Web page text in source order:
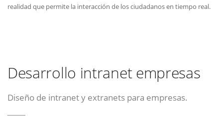
realidad que permite la interacción de los ciudadanos en tiempo real.
Desarrollo intranet empresas
Diseño de intranet y extranets para empresas.